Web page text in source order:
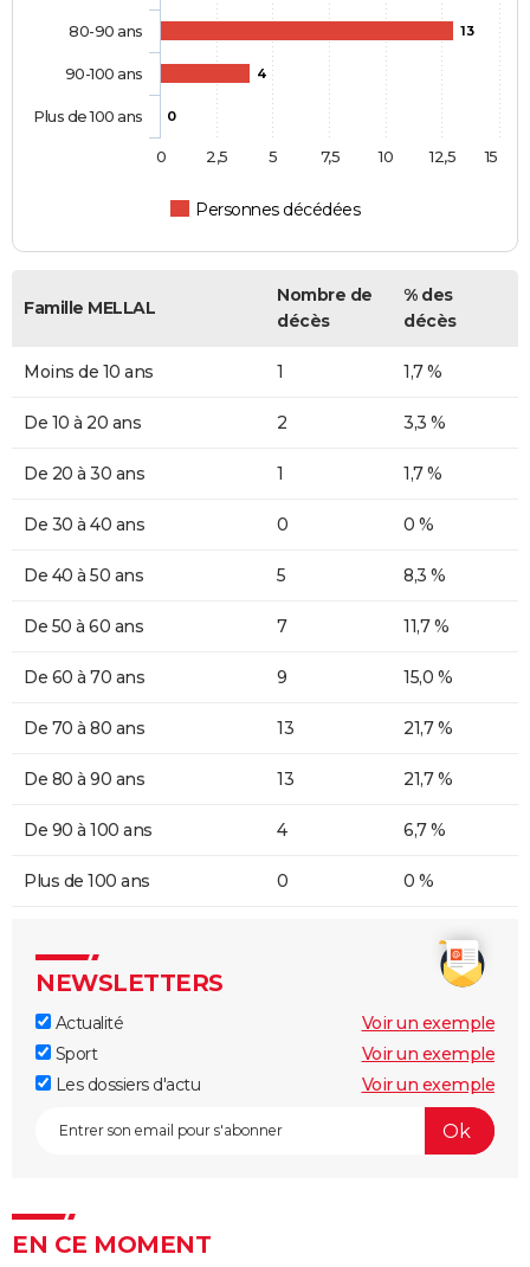
13
4
0
Personnes décédées
80-90 ans
90-100 ans
Plus de 100 ans
0 2,5 5 7,5 10 12,5 15
Famille MELLAL
Nombre de
décès
% des
décès
Moins de 10 ans 1 1,7 %
De 10 à 20 ans 2 3,3 %
De 20 à 30 ans 1 1,7 %
De 30 à 40 ans 0 0 %
De 40 à 50 ans 5 8,3 %
De 50 à 60 ans 7 11,7 %
De 60 à 70 ans 9 15,0 %
De 70 à 80 ans 13 21,7 %
De 80 à 90 ans 13 21,7 %
De 90 à 100 ans 4 6,7 %
Plus de 100 ans 0 0 %
NEWSLETTERS
Actualité
Voir un exemple
Sport
Voir un exemple
Les dossiers d'actu
Voir un exemple
EN CE MOMENT